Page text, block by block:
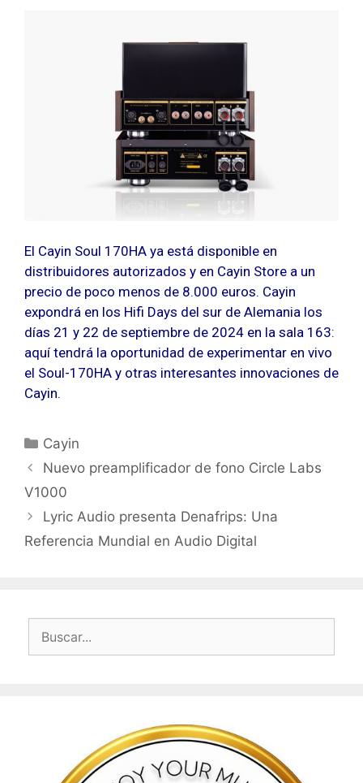
El Cayin Soul 170HA ya está disponible en
distribuidores autorizados y en Cayin Store a un
precio de poco menos de 8.000 euros. Cayin
expondrá en los Hifi Days del sur de Alemania los
días 21 y 22 de septiembre de 2024 en la sala 163:
aquí tendrá la oportunidad de experimentar en vivo
el Soul-170HA y otras interesantes innovaciones de
Cayin.
Categorías
Cayin
Nuevo preamplificador de fono Circle Labs
V1000
Lyric Audio presenta Denafrips: Una
Referencia Mundial en Audio Digital